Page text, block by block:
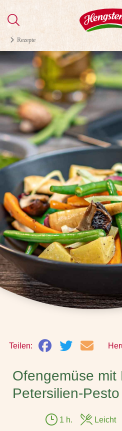
Rezepte
Teilen:
Ofengemüse mit
Petersilien-Pesto
1 h. Leicht